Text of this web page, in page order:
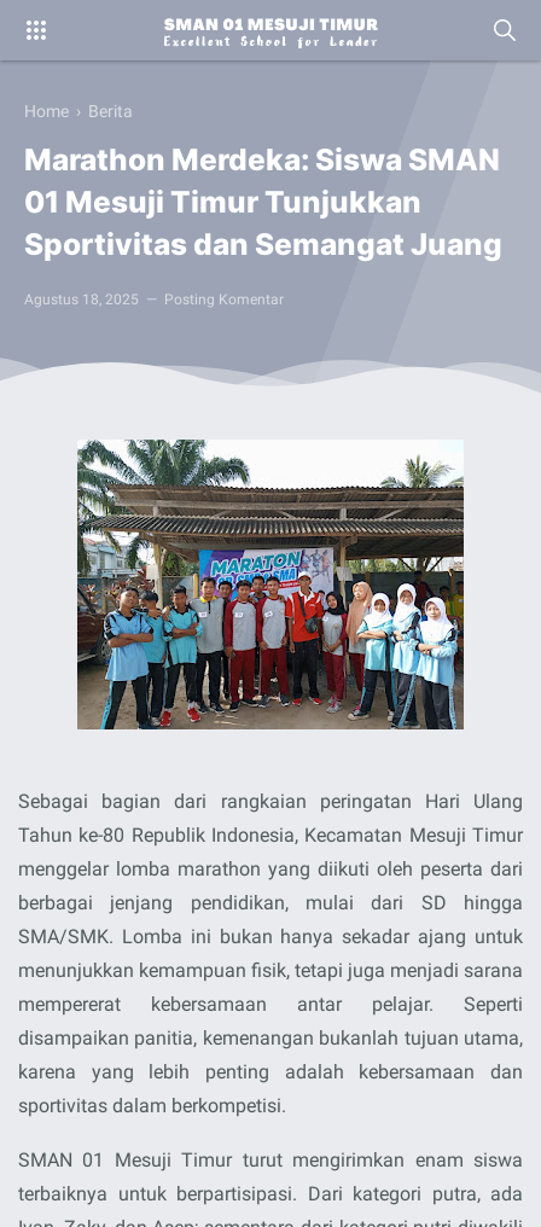
Home › Berita
Marathon Merdeka: Siswa SMAN
01 Mesuji Timur Tunjukkan
Sportivitas dan Semangat Juang
Agustus 18, 2025 Posting Komentar
Sebagai bagian dari rangkaian peringatan Hari Ulang
Tahun ke-80 Republik Indonesia, Kecamatan Mesuji Timur
menggelar lomba marathon yang diikuti oleh peserta dari
berbagai jenjang pendidikan, mulai dari SD hingga
SMA/SMK. Lomba ini bukan hanya sekadar ajang untuk
menunjukkan kemampuan fisik, tetapi juga menjadi sarana
mempererat kebersamaan antar pelajar. Seperti
disampaikan panitia, kemenangan bukanlah tujuan utama,
karena yang lebih penting adalah kebersamaan dan
sportivitas dalam berkompetisi.
SMAN 01 Mesuji Timur turut mengirimkan enam siswa
terbaiknya untuk berpartisipasi. Dari kategori putra, ada